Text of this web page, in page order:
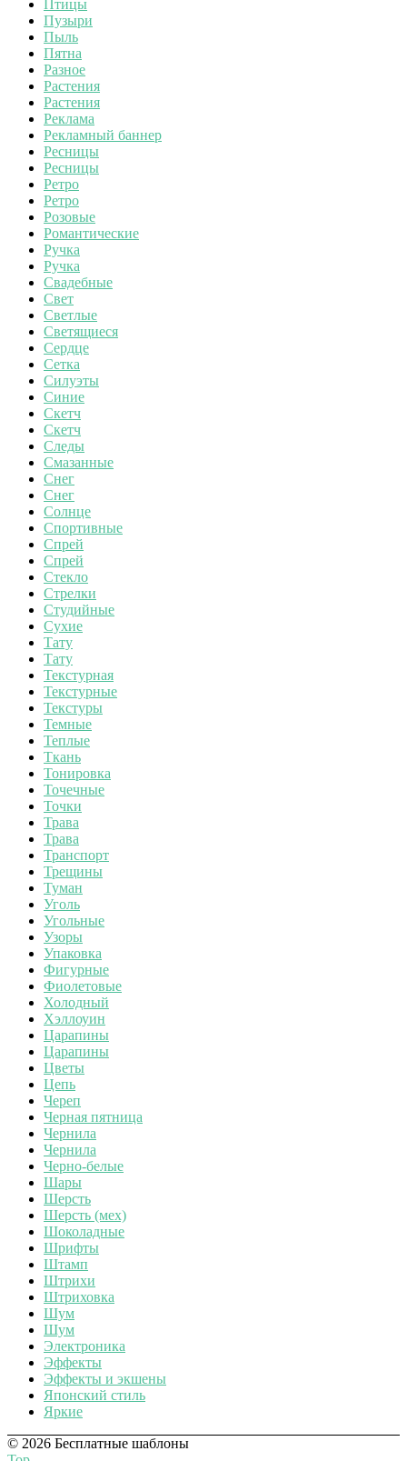
Птицы
Пузыри
Пыль
Пятна
Разное
Растения
Растения
Реклама
Рекламный баннер
Ресницы
Ресницы
Ретро
Ретро
Розовые
Романтические
Ручка
Ручка
Свадебные
Свет
Светлые
Светящиеся
Сердце
Сетка
Силуэты
Синие
Скетч
Скетч
Следы
Смазанные
Снег
Снег
Солнце
Спортивные
Спрей
Спрей
Стекло
Стрелки
Студийные
Сухие
Тату
Тату
Текстурная
Текстурные
Текстуры
Темные
Теплые
Ткань
Тонировка
Точечные
Точки
Трава
Трава
Транспорт
Трещины
Туман
Уголь
Угольные
Узоры
Упаковка
Фигурные
Фиолетовые
Холодный
Хэллоуин
Царапины
Царапины
Цветы
Цепь
Череп
Черная пятница
Чернила
Чернила
Черно-белые
Шары
Шерсть
Шерсть (мех)
Шоколадные
Шрифты
Штамп
Штрихи
Штриховка
Шум
Шум
Электроника
Эффекты
Эффекты и экшены
Японский стиль
Яркие
© 2026 Бесплатные шаблоны